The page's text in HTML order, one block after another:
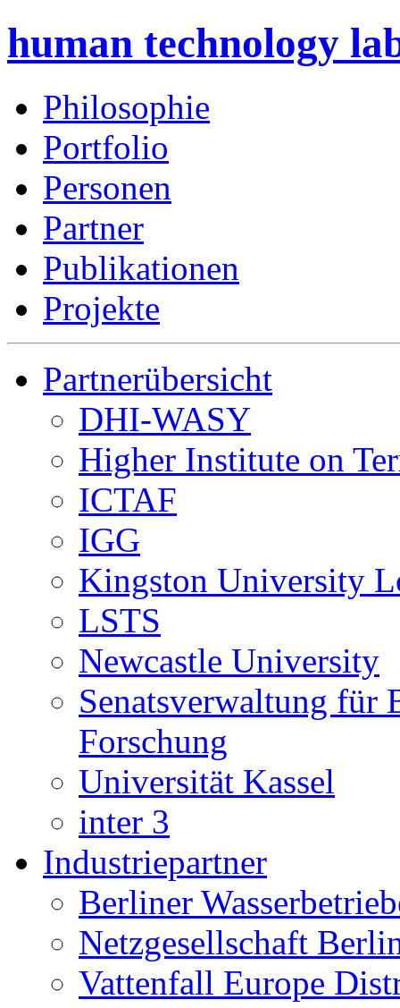
human technology
Philosophie
Portfolio
Personen
Partner
Publikationen
Projekte
Partnerübersicht
DHI-WASY
Higher Institute on
ICTAF
IGG
Kingston University
LSTS
Newcastle University
Senatsverwaltung für
Forschung
Universität Kassel
inter 3
Industriepartner
Berliner
Netzgesellschaft
Vattenfall Europe